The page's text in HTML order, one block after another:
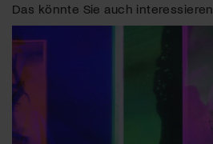
Das könnte Sie auch interessieren